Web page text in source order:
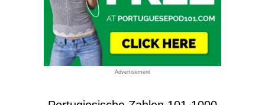
Advertisement